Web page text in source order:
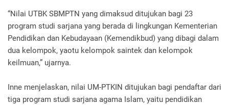
“Nilai UTBK SBMPTN yang dimaksud ditujukan bagi 23
program studi sarjana yang berada di lingkungan Kementerian
Pendidikan dan Kebudayaan (Kemendikbud) yang dibagi dalam
dua kelompok, yaotu kelompok saintek dan kelompok
keilmuan,” ujarnya.
Inne menjelaskan, nilai UM-PTKIN ditujukan bagi pendaftar dari
tiga program studi sarjana agama Islam, yaitu pendidikan